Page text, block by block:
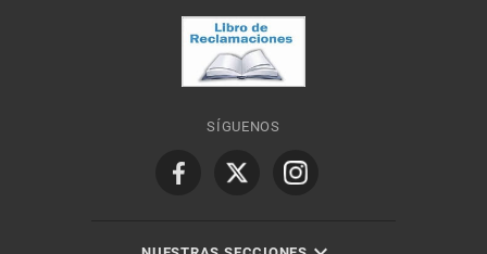
SÍGUENOS